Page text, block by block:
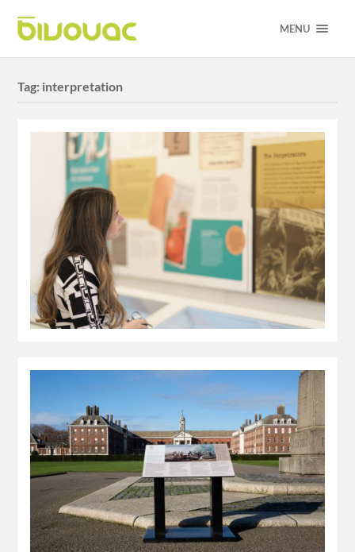
MENU
Tag: interpretation